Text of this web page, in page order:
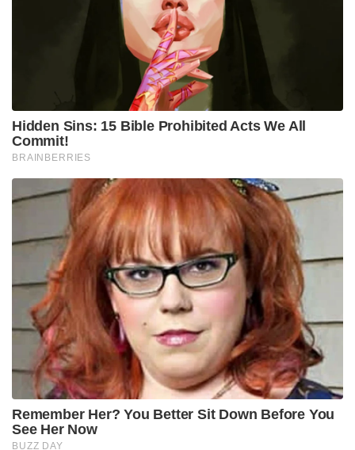
Hidden Sins: 15 Bible Prohibited Acts We All
Commit!
BRAINBERRIES
Remember Her? You Better Sit Down Before You
See Her Now
BUZZ DAY